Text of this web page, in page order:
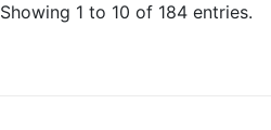
Showing 1 to 10 of 184 entries.